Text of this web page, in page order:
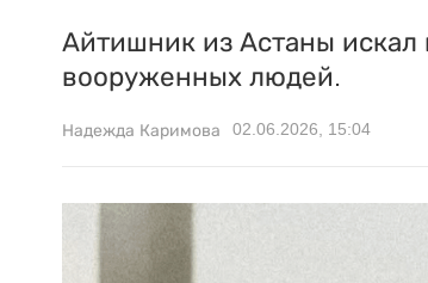
Айтишник из Астаны искал
вооруженных людей.
Надежда Каримова 02.06.2026, 15:04